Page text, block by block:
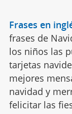
Frases en
frases de
los niños las
tarjetas
mejores
navidad y
felicitar las